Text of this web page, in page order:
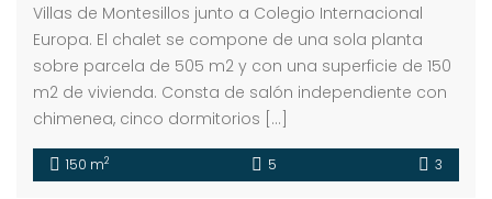
Villas de Montesillos junto a Colegio Internacional
Europa. El chalet se compone de una sola planta
sobre parcela de 505 m2 y con una superficie de 150
m2 de vivienda. Consta de salón independiente con
chimenea, cinco dormitorios […]
150 m2 5 3